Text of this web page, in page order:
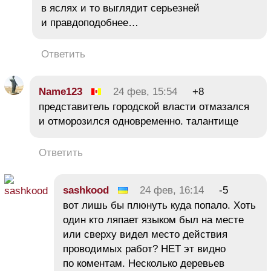
в яслях и то выглядит серьезней
и правдоподобнее…
Ответить
Name123 24 фев, 15:54
+8
представитель городской власти отмазался
и отморозился одновременно. талантище
Ответить
sashkood 24 фев, 16:14
-5
вот лишь бы плюнуть куда попало. Хоть
один кто ляпает языком был на месте
или сверху видел место действия
проводимых работ? НЕТ эт видно
по коментам. Несколько деревьев